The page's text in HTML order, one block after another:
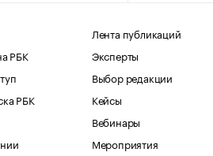
РБК
РБК
Лента публикаций
Эксперты
Выбор редакции
Кейсы
Вебинары
Мероприятия